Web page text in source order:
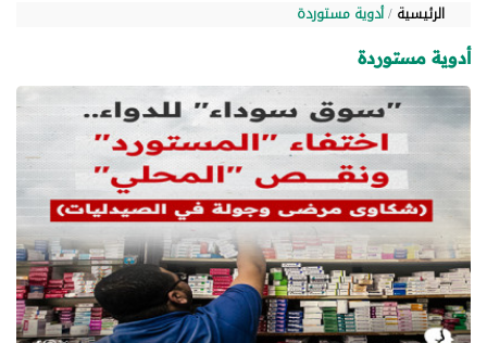
الرئيسية أدوية مستوردة
أدوية مستوردة